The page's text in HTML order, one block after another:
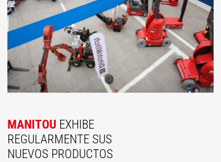
MANITOU EXHIBE
REGULARMENTE SUS
NUEVOS PRODUCTOS